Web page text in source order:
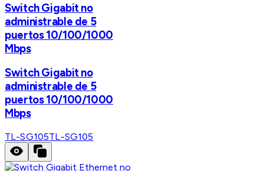
Switch Gigabit no
administrable de 5
puertos 10/100/1000
Mbps
Switch Gigabit no
administrable de 5
puertos 10/100/1000
Mbps
TL-SG105TL-SG105